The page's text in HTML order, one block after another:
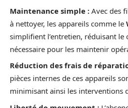
Maintenance simple : Avec des
à nettoyer, les appareils comme le
simplifient l’entretien, réduisant le
nécessaire pour les maintenir
Réduction des frais de
pièces internes de ces appareils
minimisant ainsi les interventions